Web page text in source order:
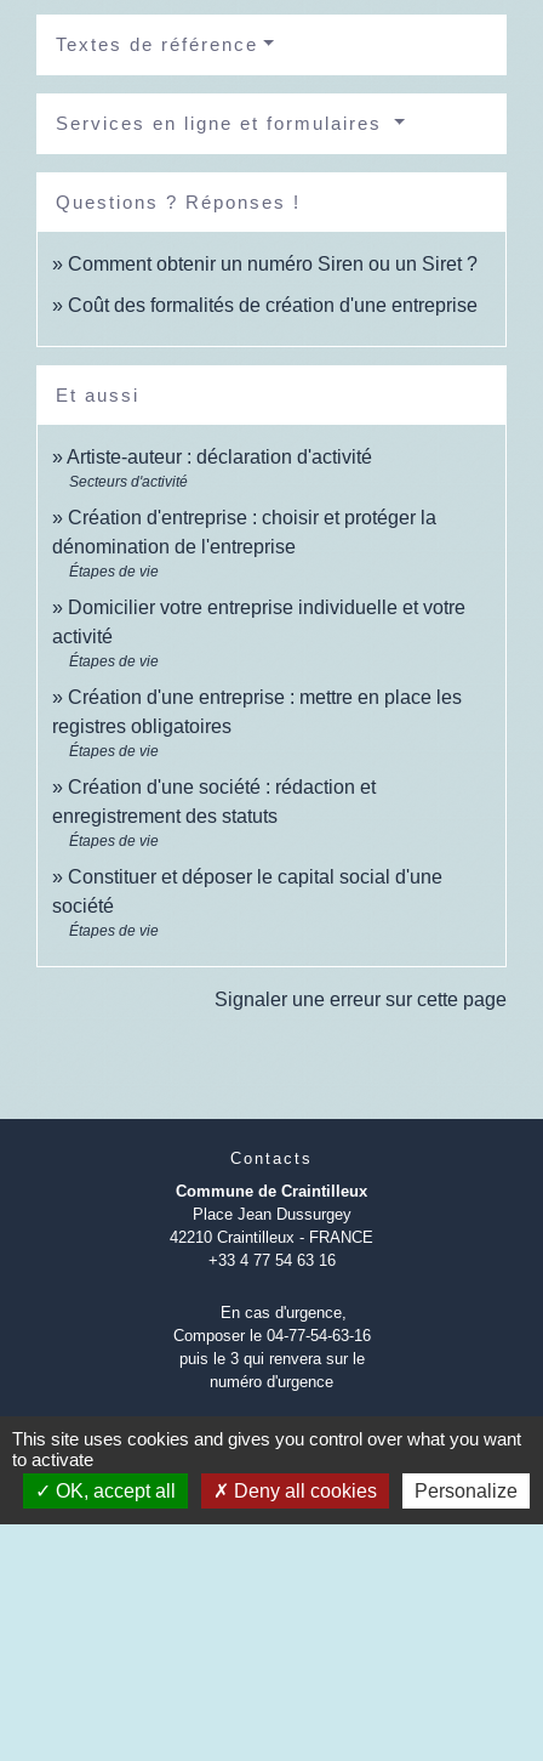
Textes de référence
Services en ligne et formulaires
Questions ? Réponses !
Comment obtenir un numéro Siren ou un Siret ?
Coût des formalités de création d'une entreprise
Et aussi
Artiste-auteur : déclaration d'activité
Secteurs d'activité
Création d'entreprise : choisir et protéger la
dénomination de l'entreprise
Étapes de vie
Domicilier votre entreprise individuelle et votre
activité
Étapes de vie
Création d'une entreprise : mettre en place les
registres obligatoires
Étapes de vie
Création d'une société : rédaction et
enregistrement des statuts
Étapes de vie
Constituer et déposer le capital social d'une
société
Étapes de vie
Signaler une erreur sur cette page
Contacts
Commune de Craintilleux
Place Jean Dussurgey
42210 Craintilleux - FRANCE
+33 4 77 54 63 16
En cas d'urgence,
Composer le 04-77-54-63-16
puis le 3 qui renvera sur le
numéro d'urgence
Illiwap
This site uses cookies and gives you control over what you want
to activate
OK, accept all
Deny all cookies Personalize